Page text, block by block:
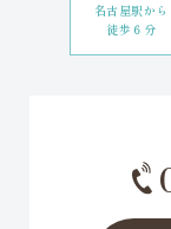
名古屋駅から
徒歩６分